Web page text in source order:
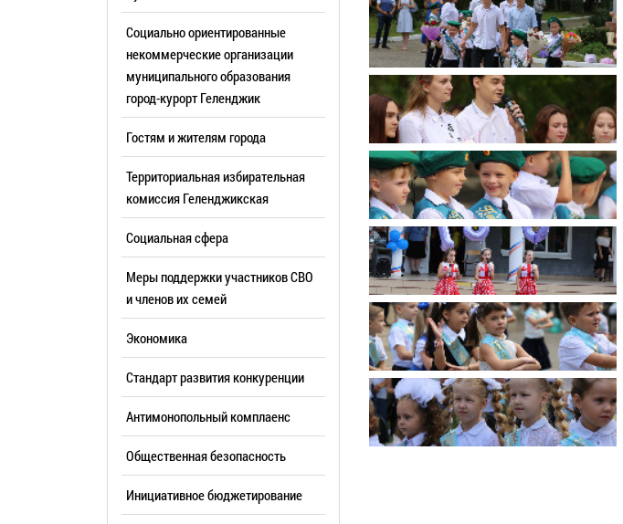
Стандарт развития конкуренции
Антимонопольный комплаенс
Общественная безопасность
Инициативное бюджетирование
Инвестиционная
Видеогалерея
РУКОВОДИТЕЛИ
Список руководителей
Резерв управленческих кадров
Торги
Сведения о нестационарных
объектах (НТО), QR-коды
Имущественная поддержка
субъектов МСП
Участие в программах
Проектная деятельность
Информационные системы
Официальные визиты и рабочие
поездки
Результаты проверок
Профсоюзные организации
Социально ориентированные
некоммерческие организации
муниципального образования
город-курорт Геленджик
Гостям и жителям города
Территориальная избирательная
комиссия Геленджикcкая
Социальная сфера
Меры поддержки участников СВО
и членов их семей
Экономика
Стандарт развития конкуренции
Антимонопольный комплаенс
Общественная безопасность
Инициативное бюджетирование